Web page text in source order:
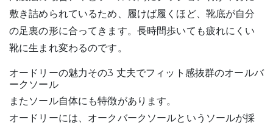
敷き詰められているため、履けば履くほど、靴底が自分
の足裏の形に合ってきます。長時間歩いても疲れにくい
靴に生まれ変わるのです。
オードリーの魅力その3 丈夫でフィット感抜群のオールバ
ークソール
またソール自体にも特徴があります。
オードリーには、オークバークソールというソールが採